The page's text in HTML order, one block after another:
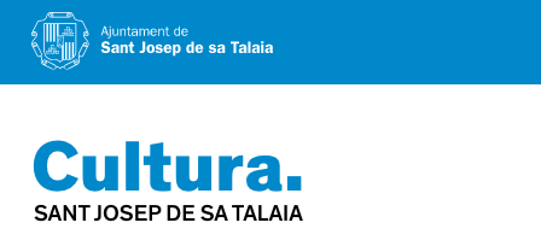
al
contingut